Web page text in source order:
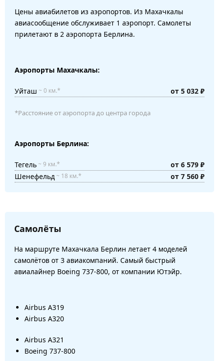
Цены авиабилетов из аэропортов. Из Махачкалы
авиасообщение обслуживает 1 аэропорт. Самолеты
прилетают в 2 аэропорта Берлина.
Аэропорты Махачкалы:
Уйташ ~ 0 км.* от 5 032 ₽
*Расстояние от аэропорта до центра города
Аэропорты Берлина:
Тегель~ 9 км.*
от 6 579 ₽
Шенефельд ~ 18 км.* от 7 560 ₽
Самолёты
На маршруте Махачкала Берлин летает 4 моделей
самолётов от 3 авиакомпаний. Самый быстрый
авиалайнер Boeing 737-800, от компании Ютэйр.
Airbus A319
Airbus A320
Airbus A321
Boeing 737-800